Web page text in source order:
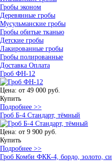
Гробы эконом
Деревянные гробы
Мусульманские гробы
Гробы обитые тканью
Детские гробы
Лакированные гробы
Гробы полированные
Доставка Оплата
Гроб ФН-12
Цена: от 49 000 руб.
Купить
Подробнее >>
Гроб Б-4 Стандарт, тёмный
Цена: от 9 900 руб.
Купить
Подробнее >>
Гроб Комби ФКК-4, бордо, золото,